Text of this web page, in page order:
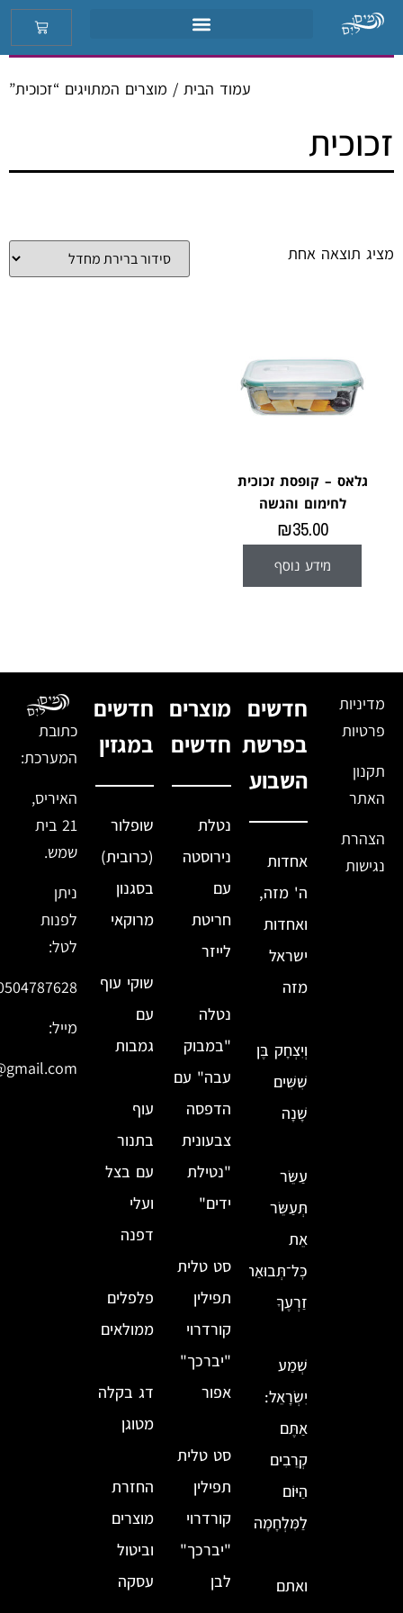
עמוד הבית / מוצרים המתויגים “זכוכית”
זכוכית
מציג תוצאה אחת
גלאס – קופסת זכוכית
לחימום והגשה
₪35.00
מידע נוסף
מדיניות
פרטיות
תקנון
האתר
הצהרת
נגישות
חדשים
בפרשת
השבוע
אחדות
ה' מזה,
ואחדות
ישראל
מזה
וְיִצְחָק בֶּן
שִׁשִּׁים
שָׁנָה
עַשֵּׂר
תְּעַשֵּׂר
אֵת
כׇּל־תְּבוּאַת
זַרְעֶךָ
שְׁמַע
יִשְׂרָאֵל:
אַתֶּם
קְרֵבִים
הַיּוֹם
לַמִּלְחָמָה
ואתם
מוצרים
חדשים
נטלת
נירוסטה
עם
חריטת
לייזר
נטלה
"במבוק
עבה" עם
הדפסה
צבעונית
"נטילת
ידים"
סט טלית
תפילין
קורדרוי
"יברכך"
אפור
סט טלית
תפילין
קורדרוי
"יברכך"
לבן
חדשים
במגזין
שופלור
(כרובית)
בסגנון
מרוקאי
שוקי עוף
עם
גמבות
עוף
בתנור
עם בצל
ועלי
דפנה
פלפלים
ממולאים
דג בקלה
מטוגן
החזרת
מוצרים
וביטול
עסקה
כתובת
המערכת:
האיריס,
21 בית
שמש.
ניתן
לפנות
לטל:
מייל: